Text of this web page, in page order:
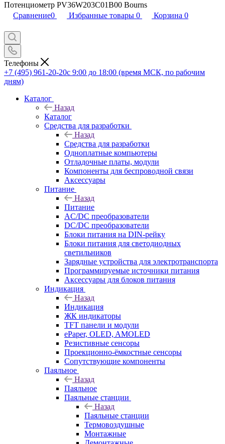
Потенциометр PV36W203C01B00 Bourns
Сравнение0 Избранные товары 0 Корзина 0
Телефоны
+7 (495) 961-20-20с 9:00 до 18:00 (время МСК, по рабочим
дням)
Каталог
Назад
Каталог
Средства для разработки
Назад
Средства для разработки
Одноплатные компьютеры
Отладочные платы, модули
Компоненты для беспроводной связи
Аксессуары
Питание
Назад
Питание
AC/DC преобразователи
DC/DC преобразователи
Блоки питания на DIN-рейку
Блоки питания для светодиодных
светильников
Зарядные устройства для электротранспорта
Программируемые источники питания
Аксессуары для блоков питания
Индикация
Назад
Индикация
ЖК индикаторы
TFT панели и модули
ePaper, OLED, AMOLED
Резистивные сенсоры
Проекционно-ёмкостные сенсоры
Сопутствующие компоненты
Паяльное
Назад
Паяльное
Паяльные станции
Назад
Паяльные станции
Термовоздушные
Монтажные